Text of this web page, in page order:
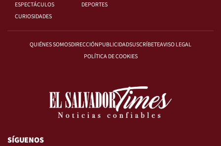
ESPECTÁCULOS
DEPORTES
CURIOSIDADES
QUIÉNES SOMOSDIRECCIÓNPUBLICIDADSUSCRÍBETEAVISO LEGAL
POLÍTICA DE COOKIES
SÍGUENOS